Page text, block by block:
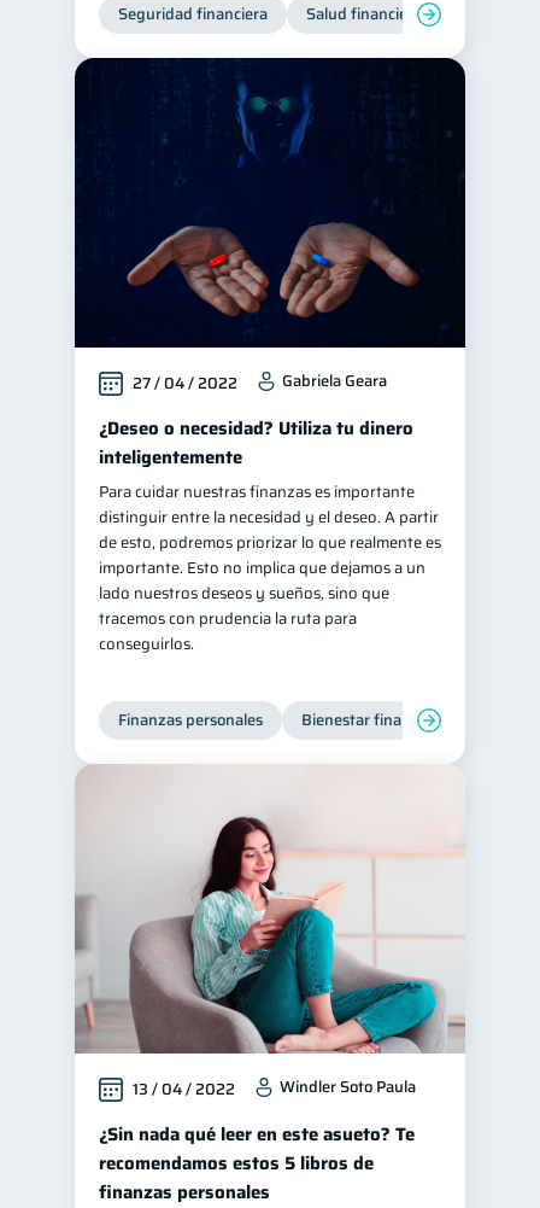
Seguridad financiera Salud financiera
27 / 04 / 2022 Gabriela Geara
¿Deseo o necesidad? Utiliza tu dinero
inteligentemente
Para cuidar nuestras finanzas es importante
distinguir entre la necesidad y el deseo. A partir
de esto, podremos priorizar lo que realmente es
importante. Esto no implica que dejamos a un
lado nuestros deseos y sueños, sino que
tracemos con prudencia la ruta para
conseguirlos.
Finanzas personales Bienestar financiero
13 / 04 / 2022 Windler Soto Paula
¿Sin nada qué leer en este asueto? Te
recomendamos estos 5 libros de
finanzas personales